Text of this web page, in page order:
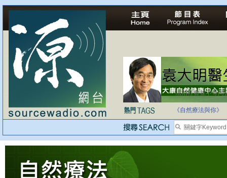
法治社會並不等同
自家教育合法化-
《自然療法與你》